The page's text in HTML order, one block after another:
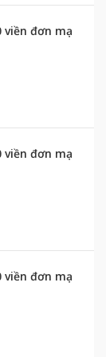
viền đơn mạ
viền đơn mạ
viền đơn mạ